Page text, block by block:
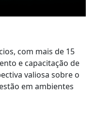
com mais de 15
e capacitação de
valiosa sobre o
em ambientes